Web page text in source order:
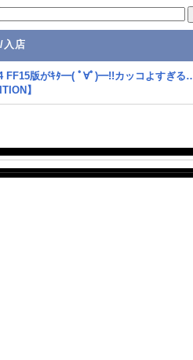
入店
FF15版がｷﾀ━( ﾟ∀ﾟ)━!!カッコよすぎる
】